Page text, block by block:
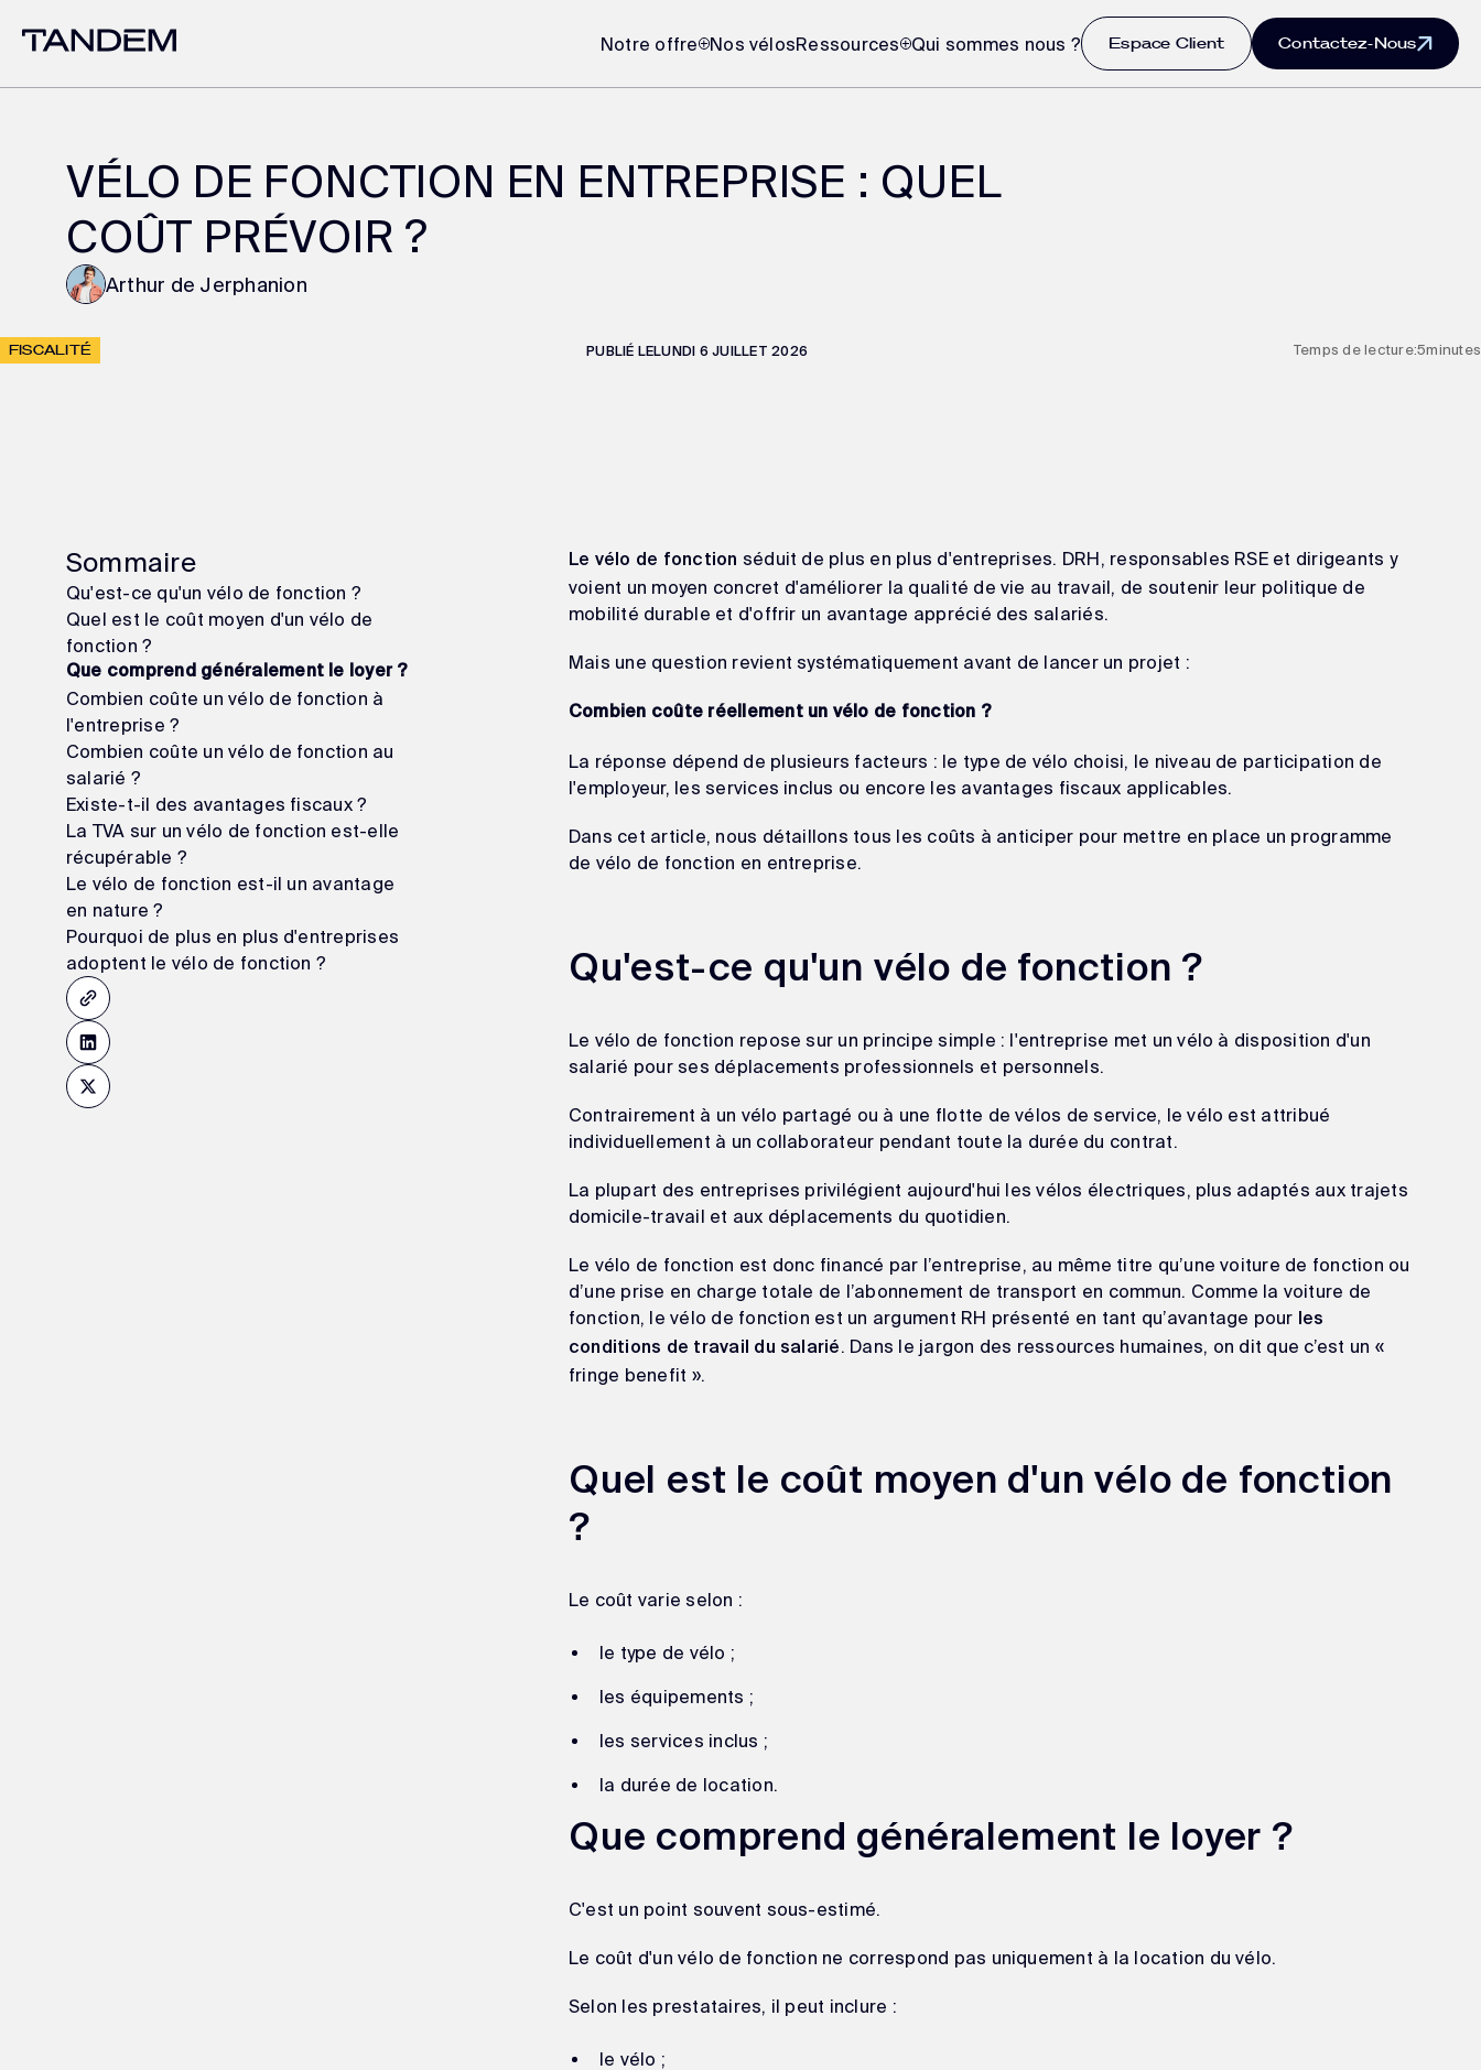
Notre offre Nos vélosRessources Qui sommes nous ? Espace Client Contactez-Nous
VÉLO DE FONCTION EN ENTREPRISE : QUEL
COÛT PRÉVOIR ?
Arthur de Jerphanion
FISCALITÉ PUBLIÉ LELUNDI 6 JUILLET 2026 Temps de lecture:5minutes
Sommaire
Qu'est-ce qu'un vélo de fonction ?
Quel est le coût moyen d'un vélo de
fonction ?
Que comprend généralement le loyer ?
Combien coûte un vélo de fonction à
l'entreprise ?
Combien coûte un vélo de fonction au
salarié ?
Existe-t-il des avantages fiscaux ?
La TVA sur un vélo de fonction est-elle
récupérable ?
Le vélo de fonction est-il un avantage
en nature ?
Pourquoi de plus en plus d'entreprises
adoptent le vélo de fonction ?
Le vélo de fonction séduit de plus en plus d'entreprises. DRH, responsables RSE et dirigeants y
voient un moyen concret d'améliorer la qualité de vie au travail, de soutenir leur politique de
mobilité durable et d'offrir un avantage apprécié des salariés.
Mais une question revient systématiquement avant de lancer un projet :
Combien coûte réellement un vélo de fonction ?
La réponse dépend de plusieurs facteurs : le type de vélo choisi, le niveau de participation de
l'employeur, les services inclus ou encore les avantages fiscaux applicables.
Dans cet article, nous détaillons tous les coûts à anticiper pour mettre en place un programme
de vélo de fonction en entreprise.
Qu'est-ce qu'un vélo de fonction ?
Le vélo de fonction repose sur un principe simple : l'entreprise met un vélo à disposition d'un
salarié pour ses déplacements professionnels et personnels.
Contrairement à un vélo partagé ou à une flotte de vélos de service, le vélo est attribué
individuellement à un collaborateur pendant toute la durée du contrat.
La plupart des entreprises privilégient aujourd'hui les vélos électriques, plus adaptés aux trajets
domicile-travail et aux déplacements du quotidien.
Le vélo de fonction est donc financé par l’entreprise, au même titre qu’une voiture de fonction ou
d’une prise en charge totale de l’abonnement de transport en commun. Comme la voiture de
fonction, le vélo de fonction est un argument RH présenté en tant qu’avantage pour
les
conditions de travail du salarié
. Dans le jargon des ressources humaines, on dit que c’est un «
fringe benefit ».
Quel est le coût moyen d'un vélo de fonction
?
Le coût varie selon :
le type de vélo ;
les équipements ;
les services inclus ;
la durée de location.
Que comprend généralement le loyer ?
C'est un point souvent sous-estimé.
Le coût d'un vélo de fonction ne correspond pas uniquement à la location du vélo.
Selon les prestataires, il peut inclure :
le vélo ;